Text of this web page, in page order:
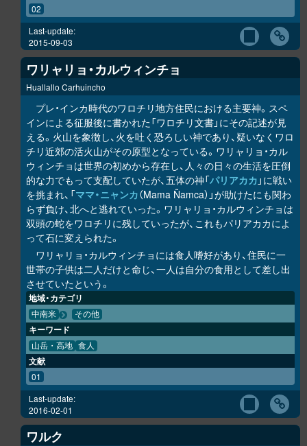
02
Last-update:
2015-09-03
ワリャリョ・カルウィンチョ
Huallallo Carhuincho
プレ・インカ時代のワロチリ地方住民における主要神。スペ
インによる征服後に書かれた「ワロチリ文書」にその記述が見
える。火山を象徴し、火を吐く恐ろしい神であり、疑いなくワロ
チリ近郊の活火山がその原型となっている。ワリャリョ・カル
ウィンチョは世界の初めから存在し、人々の日々の生活を圧倒
的な力でもって支配していたが、五体の神「パリアカカ 」に戦い
を挑まれ、「ママ・ニャンカ（Mama Ñamca）」が助けたにも関わ
らず負け、北へと逃れていった。ワリャリョ・カルウィンチョは
双頭の蛇をワロチリに残していったが、これもパリアカカによ
って石に変えられた。
ワリャリョ・カルウィンチョには食人嗜好があり、住民に一
世帯の子供は二人だけと命じ、一人は自分の食用として差し出
させていたという。
地域・カテゴリ
中南米 その他
キーワード
山岳・高地 食人
文献
01
Last-update:
2016-02-01
ワルク